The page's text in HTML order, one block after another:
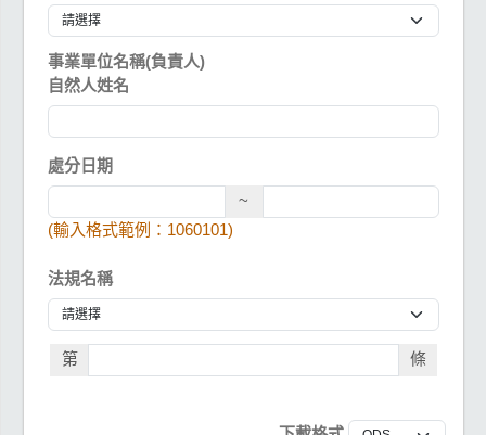
事業單位名稱(負責人)
自然人姓名
處分日期
~
(輸入格式範例：1060101)
法規名稱
第 條